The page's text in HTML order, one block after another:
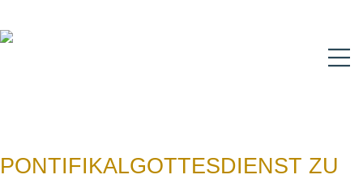
PONTIFIKALGOTTESDIENST ZU